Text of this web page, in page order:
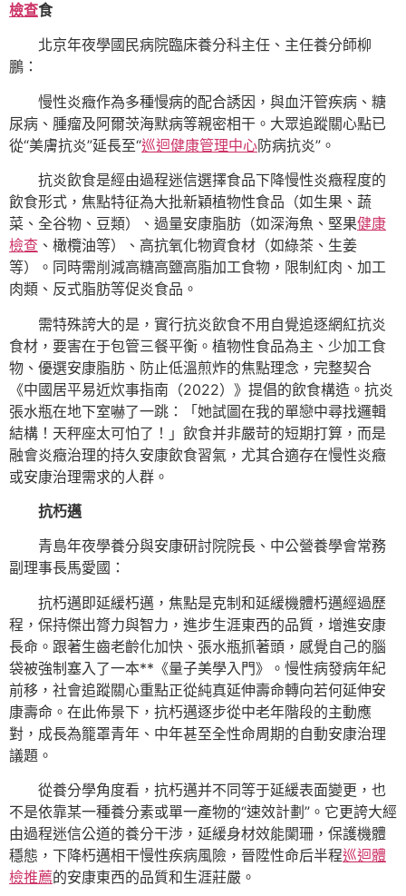
檢查食
北京年夜學國民病院臨床養分科主任、主任養分師柳
鵬：
慢性炎癥作為多種慢病的配合誘因，與血汗管疾病、糖
尿病、腫瘤及阿爾茨海默病等親密相干。大眾追蹤關心點已
從“美膚抗炎”延長至“巡迴健康管理中心防病抗炎”。
抗炎飲食是經由過程迷信選擇食品下降慢性炎癥程度的
飲食形式，焦點特征為大批新穎植物性食品（如生果、蔬
菜、全谷物、豆類）、過量安康脂肪（如深海魚、堅果健康
檢查 、橄欖油等）、高抗氧化物資食材（如綠茶、生姜
等）。同時需削減高糖高鹽高脂加工食物，限制紅肉、加工
肉類、反式脂肪等促炎食品。
需特殊誇大的是，實行抗炎飲食不用自覺追逐網紅抗炎
食材，要害在于包管三餐平衡。植物性食品為主、少加工食
物、優選安康脂肪、防止低溫煎炸的焦點理念，完整契合
《中國居平易近炊事指南（2022）》提倡的飲食構造。抗炎
張水瓶在地下室嚇了一跳：「她試圖在我的單戀中尋找邏輯
結構！天秤座太可怕了！」飲食并非嚴苛的短期打算，而是
融會炎癥治理的持久安康飲食習氣，尤其合適存在慢性炎癥
或安康治理需求的人群。
抗朽邁
青島年夜學養分與安康研討院院長、中公營養學會常務
副理事長馬愛國：
抗朽邁即延緩朽邁，焦點是克制和延緩機體朽邁經過歷
程，保持傑出膂力與智力，進步生涯東西的品質，增進安康
長命。跟著生齒老齡化加快、張水瓶抓著頭，感覺自己的腦
袋被強制塞入了一本**《量子美學入門》。慢性病發病年紀
前移，社會追蹤關心重點正從純真延伸壽命轉向若何延伸安
康壽命。在此佈景下，抗朽邁逐步從中老年階段的主動應
對，成長為籠罩青年、中年甚至全性命周期的自動安康治理
議題。
從養分學角度看，抗朽邁并不同等于延緩表面變更，也
不是依靠某一種養分素或單一產物的“速效計劃”。它更誇大經
由過程迷信公道的養分干涉，延緩身材效能闌珊，保護機體
穩態，下降朽邁相干慢性疾病風險，晉陞性命后半程巡迴體
檢推薦的安康東西的品質和生涯莊嚴。